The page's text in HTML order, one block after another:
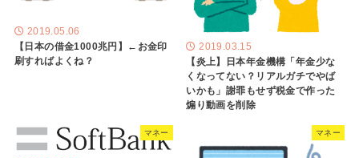
2019.05.06
【日本の借金1000兆円】←お金印
刷すればよくね？
2019.03.15
【炎上】日本年金機構「年金少な
くなってない？リアルガチでやば
いかも」謝罪もせず税金で作った
煽り動画を削除
マネー マネー